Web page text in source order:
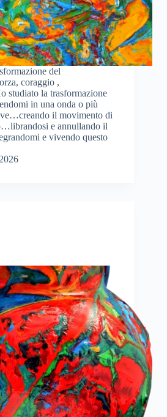
del
coraggio ,
studiato la trasformazione
in una onda o più
il movimento di
e annullando il
e vivendo questo